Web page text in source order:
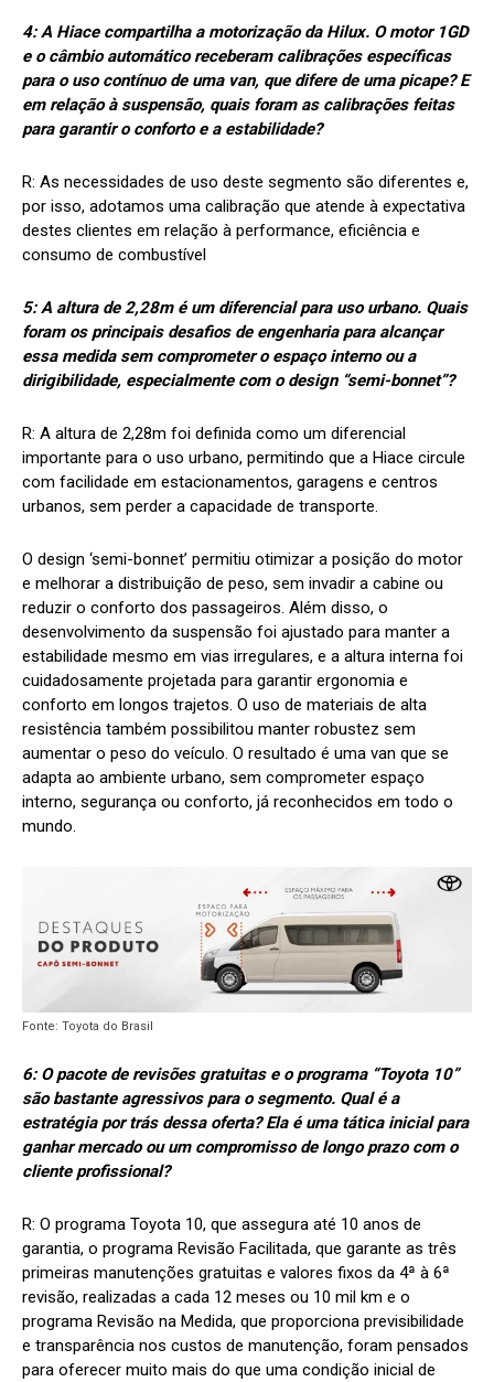
4: A Hiace compartilha a motorização da Hilux. O motor 1GD
e o câmbio automático receberam calibrações específicas
para o uso contínuo de uma van, que difere de uma picape? E
em relação à suspensão, quais foram as calibrações feitas
para garantir o conforto e a estabilidade?
R: As necessidades de uso deste segmento são diferentes e,
por isso, adotamos uma calibração que atende à expectativa
destes clientes em relação à performance, eficiência e
consumo de combustível
5: A altura de 2,28m é um diferencial para uso urbano. Quais
foram os principais desafios de engenharia para alcançar
essa medida sem comprometer o espaço interno ou a
dirigibilidade, especialmente com o design “semi-bonnet”?
R: A altura de 2,28m foi definida como um diferencial
importante para o uso urbano, permitindo que a Hiace circule
com facilidade em estacionamentos, garagens e centros
urbanos, sem perder a capacidade de transporte.
O design ‘semi-bonnet’ permitiu otimizar a posição do motor
e melhorar a distribuição de peso, sem invadir a cabine ou
reduzir o conforto dos passageiros. Além disso, o
desenvolvimento da suspensão foi ajustado para manter a
estabilidade mesmo em vias irregulares, e a altura interna foi
cuidadosamente projetada para garantir ergonomia e
conforto em longos trajetos. O uso de materiais de alta
resistência também possibilitou manter robustez sem
aumentar o peso do veículo. O resultado é uma van que se
adapta ao ambiente urbano, sem comprometer espaço
interno, segurança ou conforto, já reconhecidos em todo o
mundo.
Fonte: Toyota do Brasil
6: O pacote de revisões gratuitas e o programa “Toyota 10”
são bastante agressivos para o segmento. Qual é a
estratégia por trás dessa oferta? Ela é uma tática inicial para
ganhar mercado ou um compromisso de longo prazo com o
cliente profissional?
R: O programa Toyota 10, que assegura até 10 anos de
garantia, o programa Revisão Facilitada, que garante as três
primeiras manutenções gratuitas e valores fixos da 4ª à 6ª
revisão, realizadas a cada 12 meses ou 10 mil km e o
programa Revisão na Medida, que proporciona previsibilidade
e transparência nos custos de manutenção, foram pensados
para oferecer muito mais do que uma condição inicial de